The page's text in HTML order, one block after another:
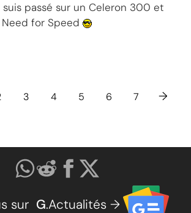
suis passé sur un Celeron 300 et
Need for Speed
3 4 5 6 7 →
sur G.Actualités →